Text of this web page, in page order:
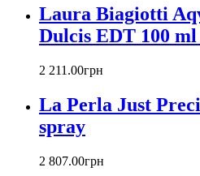
Christian Audigier
Christian Dior
Christian Lacroix
Cindy Crawford
Clinique
Clive Christian
CnR Create
Comme Des Garcons
Laura Biagiotti
Dulcis EDT 100
2 211 .00грн
La Perla Just
spray
2 807.00грн